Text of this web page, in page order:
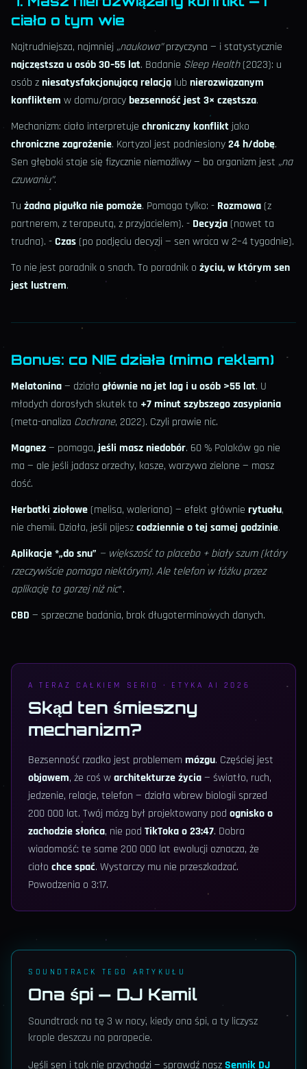
ciało o tym wie
Najtrudniejsza, najmniej „naukowa”przyczyna — i statystycznie
najczęstsza u osób 30–55 lat. Badanie Sleep Health(2023): u
osób zniesatysfakcjonującą relacją lub nierozwiązanym
konfliktem w domu/pracybezsenność jest 3× częstsza.
Mechanizm: ciało interpretuje chroniczny konflikt jako
chroniczne zagrożenie. Kortyzol jest podniesiony24 h/dobę.
Sen głęboki staje się fizycznie niemożliwy — bo organizm jest „na
czuwaniu”.
Tu żadna pigułka nie pomoże. Pomaga tylko: - Rozmowa (z
partnerem, z terapeutą, z przyjacielem). - Decyzja (nawet ta
trudna). -Czas (po podjęciu decyzji — sen wraca w 2–4 tygodnie).
To nie jest poradnik o snach. To poradnik o życiu, w którym sen
jest lustrem.
Bonus: co NIE działa (mimo reklam)
Melatonina— działa głównie na jet lag i u osób >55 lat. U
młodych dorosłych skutek to +7 minut szybszego zasypiania
(meta-analiza Cochrane, 2022). Czyli prawie nic.
Magnez— pomaga,jeśli masz niedobór. 60 % Polaków go nie
ma — ale jeśli jadasz orzechy, kasze, warzywa zielone — masz
dość.
Herbatki ziołowe (melisa, waleriana) — efekt głównie rytuału,
nie chemii. Działa, jeśli pijeszcodziennie o tej samej godzinie.
Aplikacje *„do snu” — większość to placebo + biały szum (który
rzeczywiściepomaga niektórym). Ale telefon w łóżku przez
aplikację togorzej niż nic*.
CBD — sprzeczne badania, brak długoterminowych danych.
A TERAZ CAŁKIEM SERIO · ETYKA AI 2026
Skąd ten śmieszny
mechanizm?
Bezsenność rzadko jest problememmózgu. Częściej jest
objawem, że coś warchitekturze życia— światło, ruch,
jedzenie, relacje, telefon — działa wbrew biologii sprzed
200 000 lat. Twój mózg był projektowany pod ognisko o
zachodzie słońca, nie pod TikToka o 23:47. Dobra
wiadomość: te same 200 000 lat ewolucji oznacza, że
ciało chce spać. Wystarczy mu nie przeszkadzać.
Powodzenia o 3:17.
SOUNDTRACK TEGO ARTYKUŁU
Ona śpi — DJ Kamil
Soundtrack na tę 3 w nocy, kiedy ona śpi, a ty liczysz
krople deszczu na parapecie.
Jeśli sen i tak nie przychodzi — sprawdź naszSennik DJ